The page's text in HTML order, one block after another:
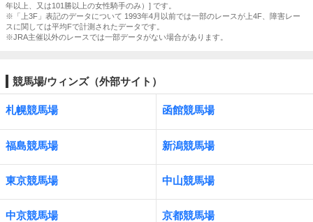
年以上、又は101勝以上の女性騎手のみ）] です。
※「上3F」表記のデータについて 1993年4月以前では一部のレースが上4F、障害レー
スに関しては平均Fで計測されたデータです。
※JRA主催以外のレースでは一部データがない場合があります。
競馬場/ウィンズ（外部サイト）
札幌競馬場 函館競馬場
福島競馬場 新潟競馬場
東京競馬場 中山競馬場
中京競馬場 京都競馬場